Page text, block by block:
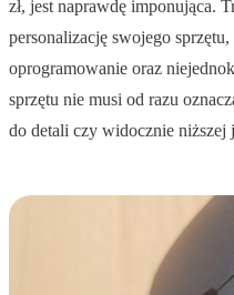
zł, jest naprawdę imponująca.
personalizację swojego
oprogramowanie oraz
sprzętu nie musi od razu
do detali czy widocznie niższej